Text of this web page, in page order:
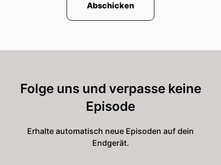
Abschicken
Folge uns und verpasse keine
Episode
Erhalte automatisch neue Episoden auf dein
Endgerät.